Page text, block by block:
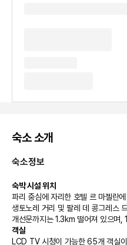
숙소 소개
숙소정보
숙박 시설 위치
파리 중심에 자리한 호텔 르 마젤란
생토노레 거리 및 팔레 데 콩그레스
개선문까지는 1.3km 떨어져 있으며
객실
LCD TV 시청이 가능한 65개 객실